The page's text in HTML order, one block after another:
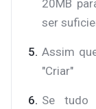
20MB
ser
Assim
"Criar"
Se tudo